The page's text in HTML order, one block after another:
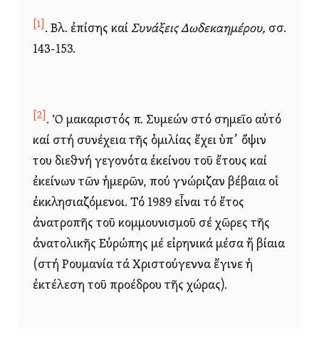
[1] . Βλ. ἐπίσης καί Συνάξεις Δωδεκαημέρου, σσ.
143-153.
[2] . Ὁ μακαριστός π. Συμεών στό σημεῖο αὐτό
καί στή συνέχεια τῆς ὁμιλίας ἔχει ὑπ᾿ ὄψιν
του διεθνή γεγονότα ἐκείνου τοῦ ἔτους καί
ἐκείνων τῶν ἡμερῶν, πού γνώριζαν βέβαια οἱ
ἐκκλησιαζόμενοι. Τό 1989 εἶναι τό ἔτος
ἀνατροπῆς τοῦ κομμουνισμοῦ σέ χῶρες τῆς
ἀνατολικῆς Εὐρώπης μέ εἰρηνικά μέσα ἤ βίαια
(στή Ρουμανία τά Χριστούγεννα ἔγινε ἡ
ἐκτέλεση τοῦ προέδρου τῆς χώρας).